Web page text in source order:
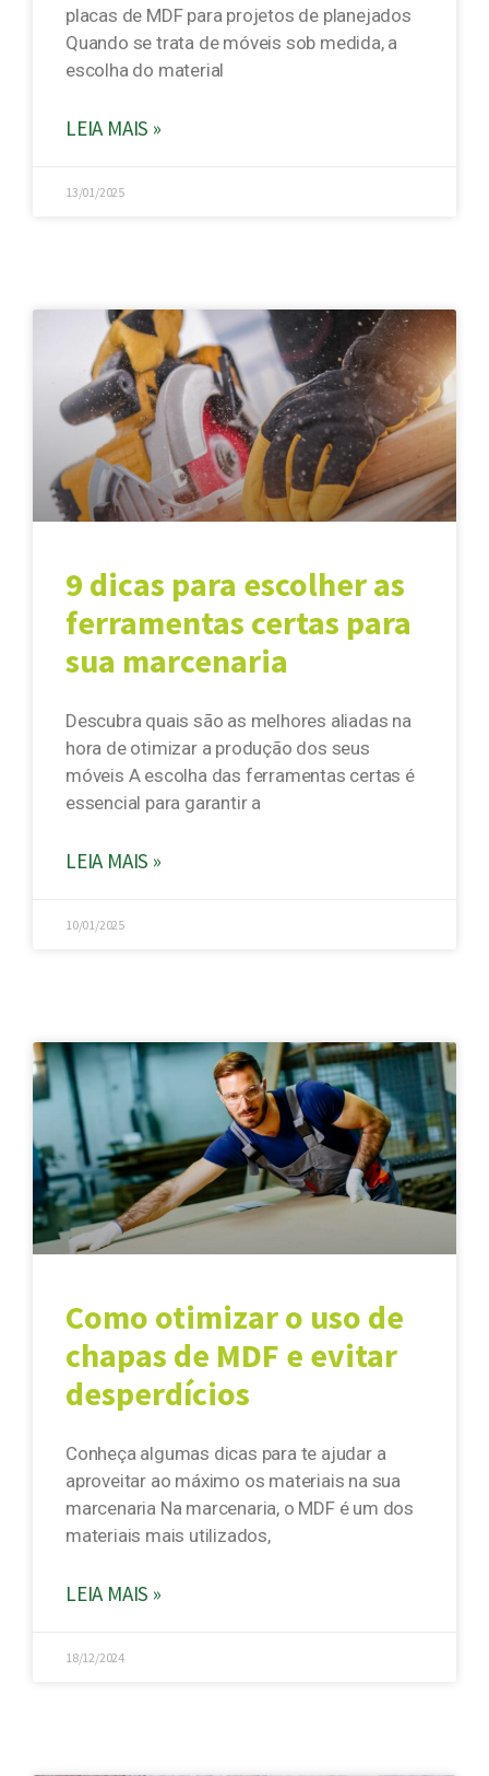
placas de MDF para projetos de planejados
Quando se trata de móveis sob medida, a
escolha do material
LEIA MAIS »
13/01/2025
9 dicas para escolher as
ferramentas certas para
sua marcenaria
Descubra quais são as melhores aliadas na
hora de otimizar a produção dos seus
móveis A escolha das ferramentas certas é
essencial para garantir a
LEIA MAIS »
10/01/2025
Como otimizar o uso de
chapas de MDF e evitar
desperdícios
Conheça algumas dicas para te ajudar a
aproveitar ao máximo os materiais na sua
marcenaria Na marcenaria, o MDF é um dos
materiais mais utilizados,
LEIA MAIS »
18/12/2024